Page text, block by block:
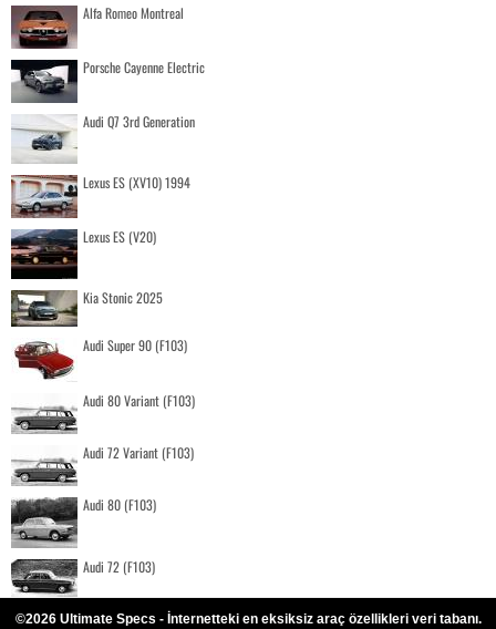
Alfa Romeo Montreal
Porsche Cayenne Electric
Audi Q7 3rd Generation
Lexus ES (XV10) 1994
Lexus ES (V20)
Kia Stonic 2025
Audi Super 90 (F103)
Audi 80 Variant (F103)
Audi 72 Variant (F103)
Audi 80 (F103)
Audi 72 (F103)
©2026 Ultimate Specs - İnternetteki en eksiksiz araç özellikleri veri tabanı.